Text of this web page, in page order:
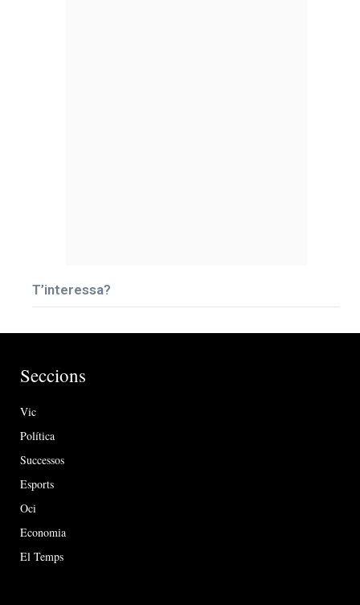
T’interessa?
Seccions
Vic
Política
Successos
Esports
Oci
Economia
El Temps